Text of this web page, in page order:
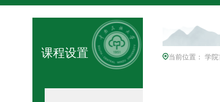
课程设置 当前位置：学